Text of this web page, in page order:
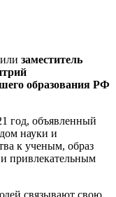
заместитель
образования РФ
год, объявленный
науки и
к ученым, образ
привлекательным
связывают свою